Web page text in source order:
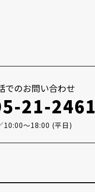
でのお問い合わせ
21-2461
10:00～18:00 (平日)